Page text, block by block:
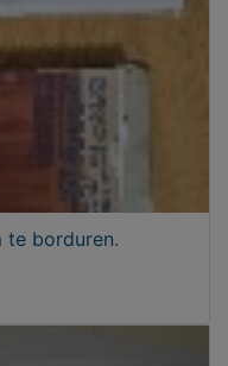
te borduren.